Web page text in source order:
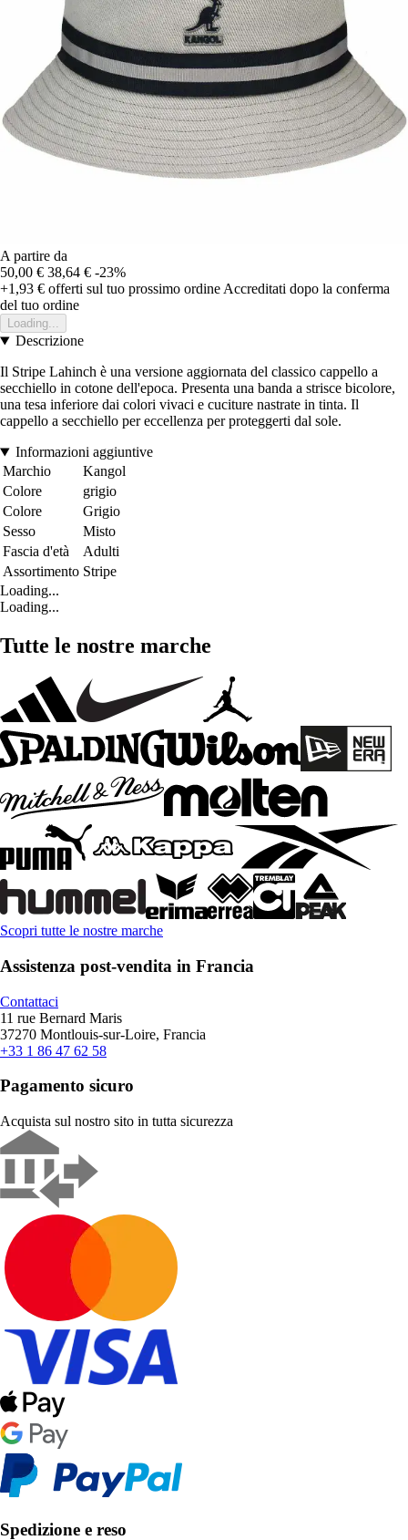
A partire da
50,00 € 38,64 € -23%
+1,93 € offerti sul tuo prossimo ordine Accreditati dopo la conferma
del tuo ordine
Loading...
Descrizione
Il Stripe Lahinch è una versione aggiornata del classico cappello a
secchiello in cotone dell'epoca. Presenta una banda a strisce bicolore,
una tesa inferiore dai colori vivaci e cuciture nastrate in tinta. Il
cappello a secchiello per eccellenza per proteggerti dal sole.
Informazioni aggiuntive
Marchio
Kangol
Colore
grigio
Colore
Grigio
Sesso
Misto
Fascia d'età
Adulti
Assortimento Stripe
Loading...
Loading...
Tutte le nostre marche
Scopri tutte le nostre marche
Assistenza post-vendita in Francia
Contattaci
11 rue Bernard Maris
37270 Montlouis-sur-Loire, Francia
+33 1 86 47 62 58
Pagamento sicuro
Acquista sul nostro sito in tutta sicurezza
Spedizione e reso